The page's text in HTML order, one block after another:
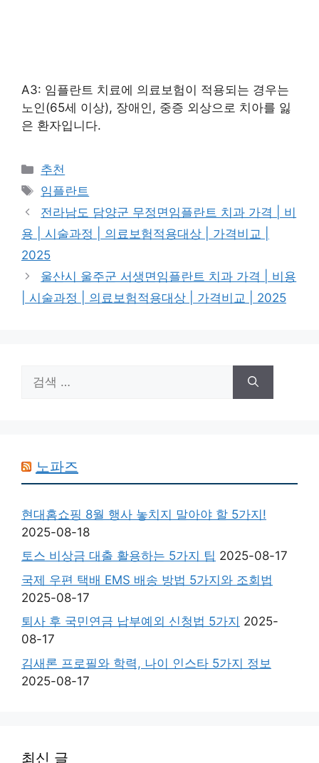
A3: 임플란트 치료에 의료보험이 적용되는 경우는
노인(65세 이상), 장애인, 중증 외상으로 치아를 잃
은 환자입니다.
카
테
고
리
추천
태
그
임플란트
전라남도 담양군 무정면임플란트 치과 가격 | 비
용 | 시술과정 | 의료보험적용대상 | 가격비교 |
2025
울산시 울주군 서생면임플란트 치과 가격 | 비용
| 시술과정 | 의료보험적용대상 | 가격비교 | 2025
색:
노파즈
현대홈쇼핑 8월 행사 놓치지 말아야 할 5가지!
2025-08-18
토스 비상금 대출 활용하는 5가지 팁 2025-08-17
국제 우편 택배 EMS 배송 방법 5가지와 조회법
2025-08-17
퇴사 후 국민연금 납부예외 신청법 5가지 2025-
08-17
김새론 프로필와 학력, 나이 인스타 5가지 정보
2025-08-17
최신 글